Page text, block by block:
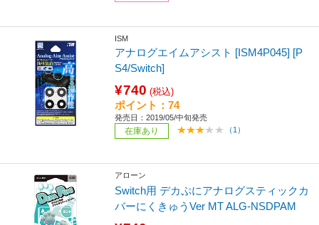
ISM
アナログエイムアシスト [ISM4P045] [P
S4/Switch]
¥740 (税込)
ポイント：74
発売日：2019/05/中旬発売
在庫あり （1）
アローン
Switch用 デカぷにアナログスティックカ
バーにくきゅうVer MT ALG-NSDPAM